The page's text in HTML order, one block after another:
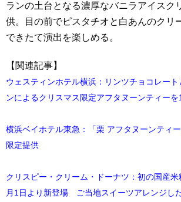
ランの土台となる濃厚なバニラアイスク
供。目の前でピスタチオと白あんのクリ
できたて演出を楽しめる。
【関連記事】
ウェスティンホテル横浜：リンツチョコレート
ンによるクリスマス限定アフタヌーンティー
横浜ベイホテル東急：「栗 アフタヌーンティ
限定提供
クリスピー・クリーム・ドーナツ：初の国産米
月1日より新登場 ご当地スイーツアレンジし